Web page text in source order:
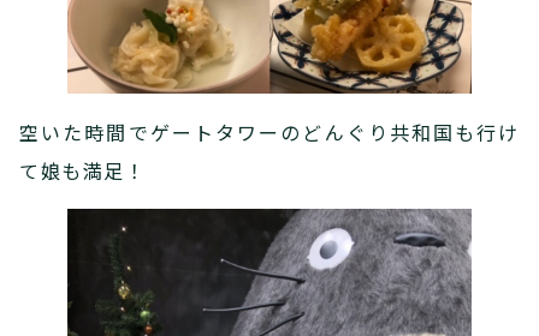
空いた時間でゲートタワーのどんぐり共和国も行け
て娘も満足！